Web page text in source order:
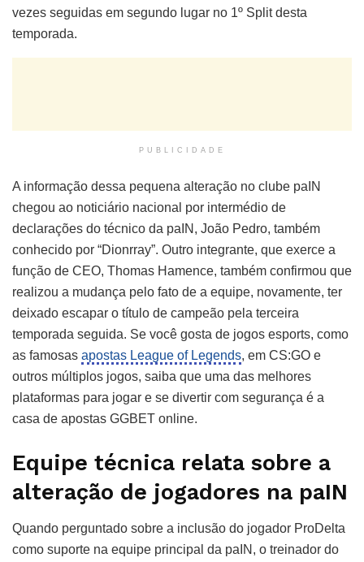
vezes seguidas em segundo lugar no 1º Split desta
temporada.
PUBLICIDADE
A informação dessa pequena alteração no clube paIN
chegou ao noticiário nacional por intermédio de
declarações do técnico da paIN, João Pedro, também
conhecido por “Dionrray”. Outro integrante, que exerce a
função de CEO, Thomas Hamence, também confirmou que
realizou a mudança pelo fato de a equipe, novamente, ter
deixado escapar o título de campeão pela terceira
temporada seguida. Se você gosta de jogos esports, como
as famosas apostas League of Legends, em CS:GO e
outros múltiplos jogos, saiba que uma das melhores
plataformas para jogar e se divertir com segurança é a
casa de apostas GGBET online.
Equipe técnica relata sobre a
alteração de jogadores na paIN
Quando perguntado sobre a inclusão do jogador ProDelta
como suporte na equipe principal da paIN, o treinador do